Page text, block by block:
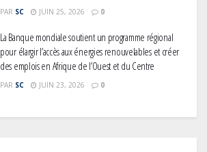
PAR SC JUIN 25, 2026 0
La Banque mondiale soutient un programme régional
pour élargir l’accès aux énergies renouvelables et créer
des emplois en Afrique de l’Ouest et du Centre
PAR SC JUIN 23, 2026 0